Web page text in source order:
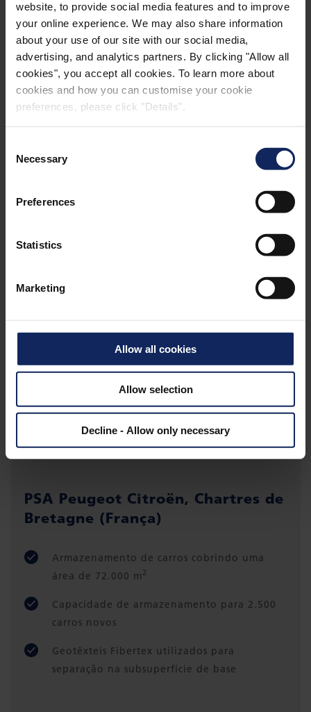
website, to provide social media features and to improve
your online experience. We may also share information
about your use of our site with our social media,
advertising, and analytics partners. By clicking "Allow all
cookies", you accept all cookies. To learn more about
cookies and how you can customise your cookie
preferences, please click "Details".
Selection
Necessary
Preferences
Statistics
Marketing
Allow all cookies
Allow selection
Decline - Allow only necessary
FAÇA O DOWNLOAD DO CASO
ARMAZENAMENTO DE CARROS EM
MAIOR ESCALA
PSA Peugeot Citroën, Chartres de
Bretagne (França)
Armazenamento de carros cobrindo uma
área de 72.000 m 2
Capacidade de armazenamento para 2.500
carros novos
Geotêxteis Fibertex utilizados para
separação na subsuperfície de base